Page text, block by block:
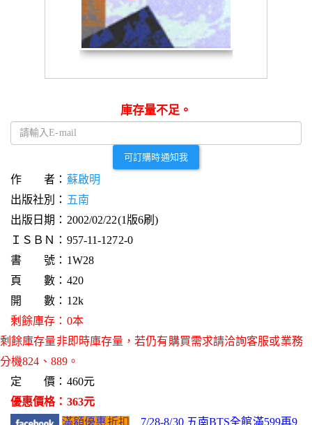
庫存量不足。
可訂購時通知我
作 者： 蘇啟明
出版社別： 五南
出版日期：2002/02/22(1版6刷)
ＩＳＢＮ：957-11-1272-0
書 號：1W28
頁 數：420
開 數：12k
剩餘庫存：0本
剩餘庫存量非即時庫存量，若仍有購買需求請洽詢客服或業務
分機824、889。
定 價：460元
優惠價格：363元
滿額優惠折扣
7/28-8/30 五南BTS全館滿599再9